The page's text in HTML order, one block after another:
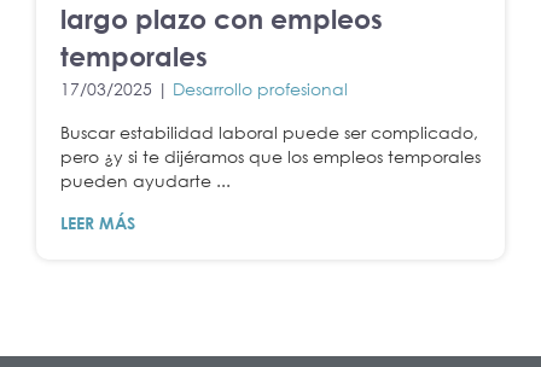
largo plazo con empleos
temporales
17/03/2025 | Desarrollo profesional
Buscar estabilidad laboral puede ser complicado,
pero ¿y si te dijéramos que los empleos temporales
pueden ayudarte ...
LEER MÁS